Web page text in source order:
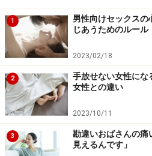
相談所内ではハイステータス男性
まず、「遅咲きのマジメ系エ
り、役職もついて落ち着いた
始めます。
時間もお金もあり、有名企業
っかぴかの独身。そんな状態で
1
男性向けセックスの
じあうためのルール
2023/02/18
2
手放せない女性にな
女性との違い
2023/10/11
3
勘違いおばさんの痛
見えるんです」